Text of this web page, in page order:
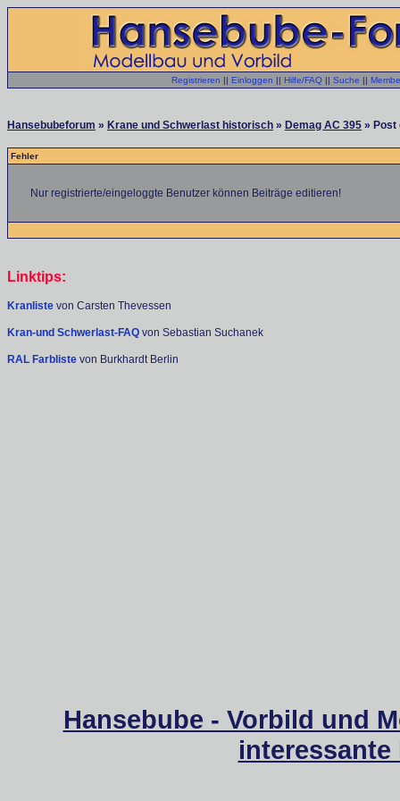
Registrieren || Einloggen || Hilfe/FAQ || Suche ||
Hansebubeforum » Krane und Schwerlast historisch » Demag AC 395 » Post
Fehler
Nur registrierte/eingeloggte Benutzer können Beiträge editieren!
Linktips:
Kranliste von Carsten Thevessen
Kran-und Schwerlast-FAQ von Sebastian Suchanek
RAL Farbliste von Burkhardt Berlin
Hansebube - Vorbild und